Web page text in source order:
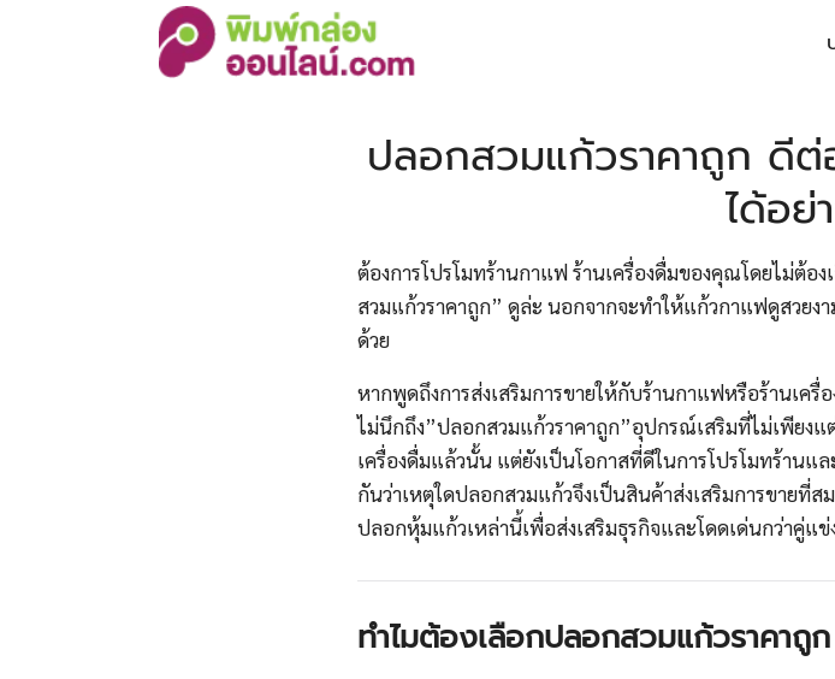
ปลอกสวมแก้วราคาถูก ดีต่
ได้อย่
ต้องการโปรโมทร้านกาแฟ ร้านเครื่องดื่มของคุณโดยไม่ต้อ
สวมแก้วราคาถูก” ดูล่ะ นอกจากจะทำให้แก้วกาแฟดูสวยง
ด้วย
หากพูดถึงการส่งเสริมการขายให้กับร้านกาแฟหรือร้านเค
ไม่นึกถึง”ปลอกสวมแก้วราคาถูก”อุปกรณ์เสริมที่ไม่เพียง
เครื่องดื่มแล้วนั้น แต่ยังเป็นโอกาสที่ดีในการโปรโมทร้าน
กันว่าเหตุใดปลอกสวมแก้วจึงเป็นสินค้าส่งเสริมการขา
ปลอกหุ้มแก้วเหล่านี้เพื่อส่งเสริมธุรกิจและโดดเด่นกว่าคู่แข่
ทำไมต้องเลือกปลอกสวมแก้วราคาถู